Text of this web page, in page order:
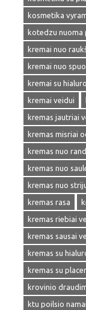
kosmetika
kotedzu nuoma
kremai nuo
kremai nuo
kremai su
kremai veidui
kremas jautriai
kremas misriai
kremas nuo
kremas nuo
kremas nuo
kremas rasa
kremas riebiai
kremas sausai
kremas su
kremas su
krovinio
ktu poilsio